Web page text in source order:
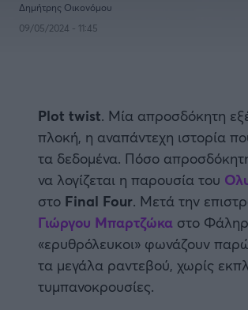
Δημήτρης Τσορμπατζόγλου
Άρης
ΟΦΗ
Βόλος
Ατρόμητος Αθηνών
Κηφισιά
Αστέρας Τρίπολης
Συνεντεύξεις
Μεγάλη μου Αγάπη
Δημήτρης Οικονόμου
09/05/2024 - 11:45
Plot twist. Μία απροσδόκητη
πλοκή, η αναπάντεχη ιστορία
τα δεδομένα. Πόσο
να λογίζεται η παρουσία του
στο Final Four. Μετά την
Γιώργου Μπαρτζώκα στο
«ερυθρόλευκοι» φωνάζουν
τα μεγάλα ραντεβού, χωρίς
τυμπανοκρουσίες.